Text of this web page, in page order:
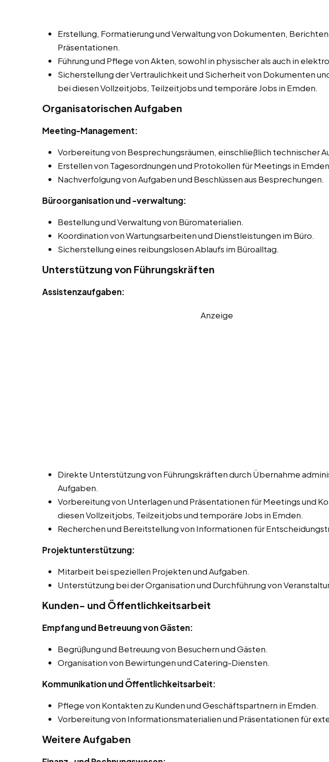
Erstellung, Formatierung und Verwaltung von Dokumenten,
Präsentationen.
Führung und Pflege von Akten, sowohl in physischer als auch in
Sicherstellung der Vertraulichkeit und Sicherheit von Dokumenten
bei diesen Vollzeitjobs, Teilzeitjobs und temporäre Jobs in Emden.
Organisatorischen Aufgaben
Meeting-Management:
Vorbereitung von Besprechungsräumen, einschließlich technischer
Erstellen von Tagesordnungen und Protokollen für Meetings in
Nachverfolgung von Aufgaben und Beschlüssen aus Besprechungen.
Büroorganisation und -verwaltung:
Bestellung und Verwaltung von Büromaterialien.
Koordination von Wartungsarbeiten und Dienstleistungen im Büro.
Sicherstellung eines reibungslosen Ablaufs im Büroalltag.
Unterstützung von Führungskräften
Assistenzaufgaben:
Anzeige
Direkte Unterstützung von Führungskräften durch Übernahme
Aufgaben.
Vorbereitung von Unterlagen und Präsentationen für Meetings und
diesen Vollzeitjobs, Teilzeitjobs und temporäre Jobs in Emden.
Recherchen und Bereitstellung von Informationen für
Projektunterstützung:
Mitarbeit bei speziellen Projekten und Aufgaben.
Unterstützung bei der Organisation und Durchführung von
Kunden- und Öffentlichkeitsarbeit
Empfang und Betreuung von Gästen:
Begrüßung und Betreuung von Besuchern und Gästen.
Organisation von Bewirtungen und Catering-Diensten.
Kommunikation und Öffentlichkeitsarbeit:
Pflege von Kontakten zu Kunden und Geschäftspartnern in Emden.
Vorbereitung von Informationsmaterialien und Präsentationen für
Weitere Aufgaben